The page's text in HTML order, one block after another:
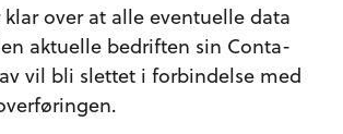
klar over at alle eventuelle data
aktuelle bedriften sin Conta-
vil bli slettet i forbindelse med